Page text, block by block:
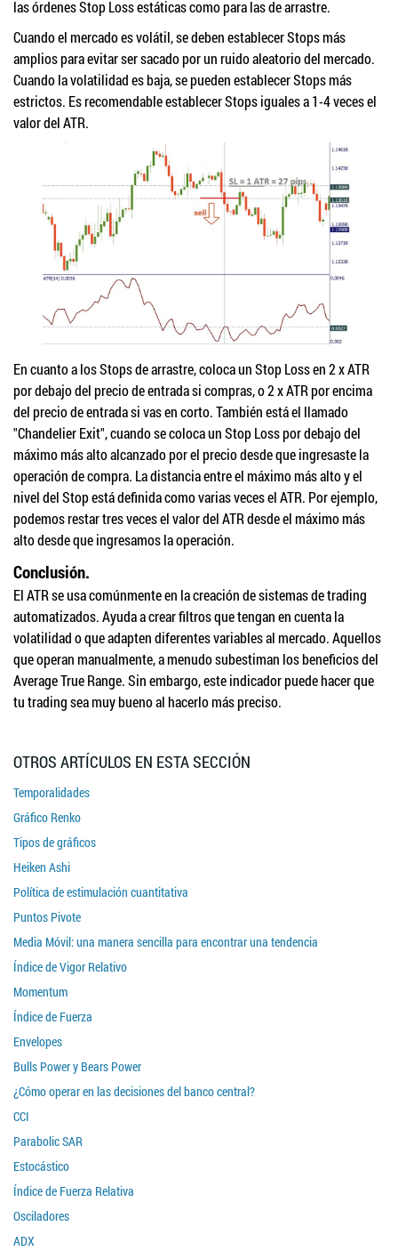
las órdenes Stop Loss estáticas como para las de arrastre.
Cuando el mercado es volátil, se deben establecer Stops más
amplios para evitar ser sacado por un ruido aleatorio del mercado.
Cuando la volatilidad es baja, se pueden establecer Stops más
estrictos. Es recomendable establecer Stops iguales a 1-4 veces el
valor del ATR.
En cuanto a los Stops de arrastre, coloca un Stop Loss en 2 x ATR
por debajo del precio de entrada si compras, o 2 x ATR por encima
del precio de entrada si vas en corto. También está el llamado
"Chandelier Exit", cuando se coloca un Stop Loss por debajo del
máximo más alto alcanzado por el precio desde que ingresaste la
operación de compra. La distancia entre el máximo más alto y el
nivel del Stop está definida como varias veces el ATR. Por ejemplo,
podemos restar tres veces el valor del ATR desde el máximo más
alto desde que ingresamos la operación.
Conclusión.
El ATR se usa comúnmente en la creación de sistemas de trading
automatizados. Ayuda a crear filtros que tengan en cuenta la
volatilidad o que adapten diferentes variables al mercado. Aquellos
que operan manualmente, a menudo subestiman los beneficios del
Average True Range. Sin embargo, este indicador puede hacer que
tu trading sea muy bueno al hacerlo más preciso.
OTROS ARTÍCULOS EN ESTA SECCIÓN
Temporalidades
Gráfico Renko
Tipos de gráficos
Heiken Ashi
Política de estimulación cuantitativa
Puntos Pivote
Media Móvil: una manera sencilla para encontrar una tendencia
Índice de Vigor Relativo
Momentum
Índice de Fuerza
Envelopes
Bulls Power y Bears Power
¿Cómo operar en las decisiones del banco central?
CCI
Parabolic SAR
Estocástico
Índice de Fuerza Relativa
Osciladores
ADX